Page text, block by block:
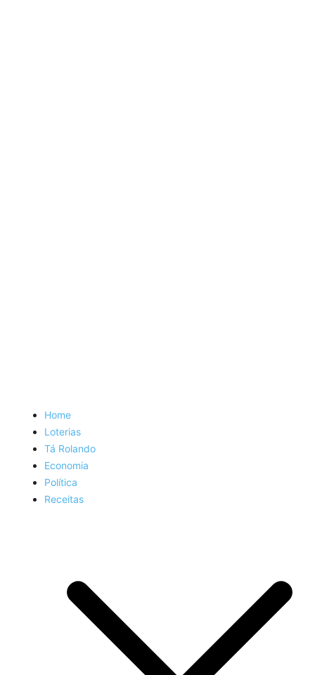
Home
Loterias
Tá Rolando
Economia
Política
Receitas